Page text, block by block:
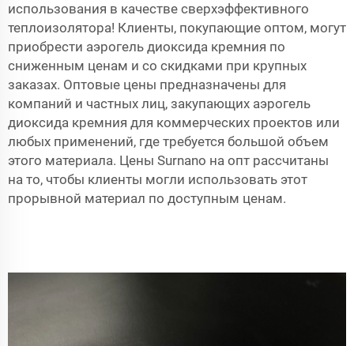
использования в качестве сверхэффективного
теплоизолятора! Клиенты, покупающие оптом, могут
приобрести аэрогель диоксида кремния по
сниженным ценам и со скидками при крупных
заказах. Оптовые цены предназначены для
компаний и частных лиц, закупающих аэрогель
диоксида кремния для коммерческих проектов или
любых применений, где требуется большой объем
этого материала. Цены Surnano на опт рассчитаны
на то, чтобы клиенты могли использовать этот
прорывной материал по доступным ценам.